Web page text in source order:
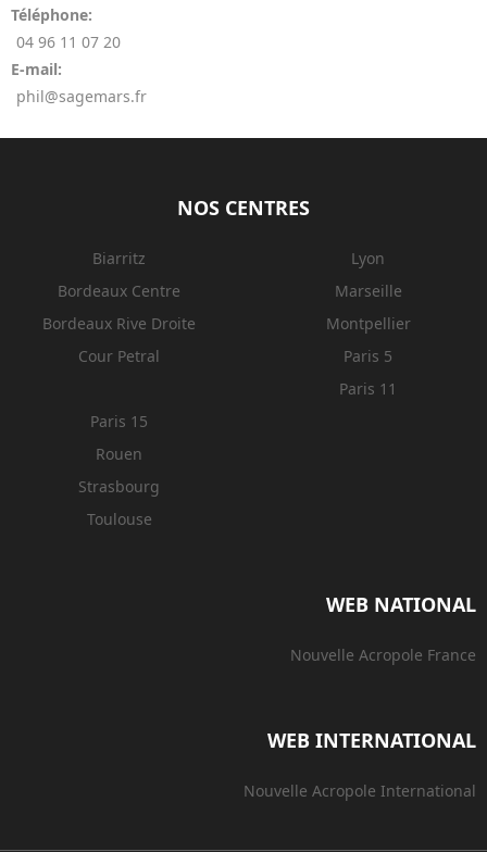
Téléphone:
04 96 11 07 20
E-mail:
phil@sagemars.fr
NOS CENTRES
Biarritz
Bordeaux Centre
Bordeaux Rive Droite
Cour Petral
Lyon
Marseille
Montpellier
Paris 5
Paris 11
Paris 15
Rouen
Strasbourg
Toulouse
WEB NATIONAL
Nouvelle Acropole France
WEB INTERNATIONAL
Nouvelle Acropole International